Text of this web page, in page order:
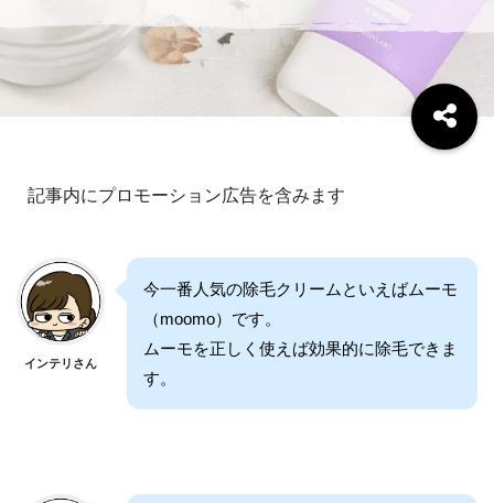
記事内にプロモーション広告を含みます
インテリさん
今一番人気の除毛クリームといえばムーモ
（moomo）です。
ムーモを正しく使えば効果的に除毛できま
す。